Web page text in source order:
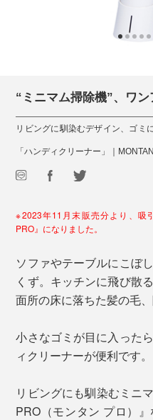
“ミニマム掃除機”、ワン
リビングに馴染むデザイン、ゴミ
「ハンディクリーナー」｜
※2023年11月末販売分より、吸
PRO』になりました。
ソファやテーブルにこぼ
くず。キッチンに飛び散
面所の床に落ちた髪の毛
小さなゴミが目に入った
ィクリーナーが便利です。
リビングにも馴染むミニ
PRO（モンタン プロ）